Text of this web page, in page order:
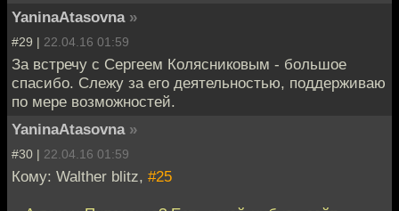
YaninaAtasovna »
#29 | 22.04.16 01:59
За встречу с Сергеем Колясниковым - большое
спасибо. Слежу за его деятельностью, поддерживаю
по мере возможностей.
YaninaAtasovna »
#30 | 22.04.16 01:59
Кому: Walther blitz, #25